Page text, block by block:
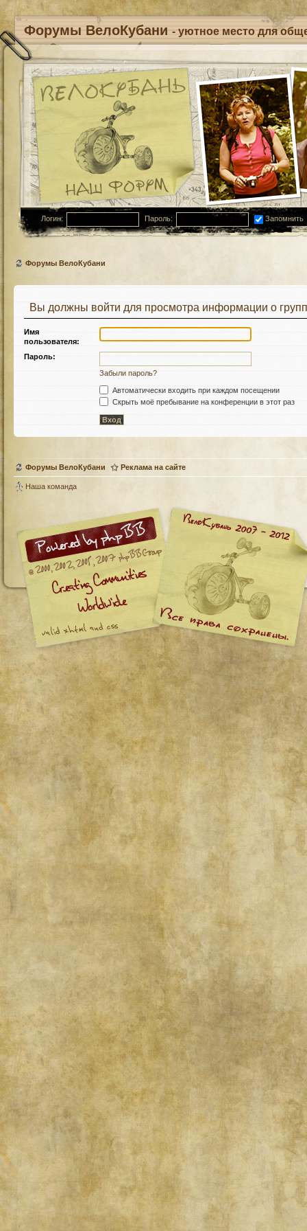
Форумы ВелоКубани - уютное место для
Логин: Пароль: Запомнить
Форумы ВелоКубани
Вы должны войти для просмотра информации о
Имя
пользователя:
Пароль:
Забыли пароль?
Автоматически входить при каждом посещении
Скрыть моё пребывание на конференции в этот раз
Форумы ВелоКубани Реклама на сайте
Наша команда